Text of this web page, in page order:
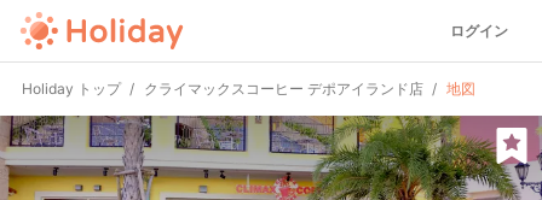
ログイン
Holiday トップ クライマックスコーヒー デポアイランド店 地図